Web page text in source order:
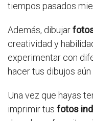
tiempos pasados
Además, dibujar
creatividad y
experimentar con
hacer tus dibujos
Una vez que hayas
imprimir tus fotos